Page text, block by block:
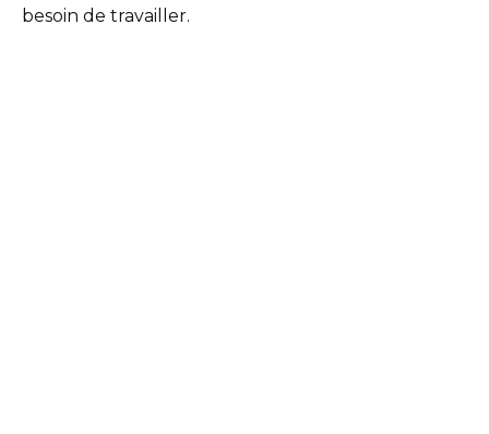
besoin de travailler.